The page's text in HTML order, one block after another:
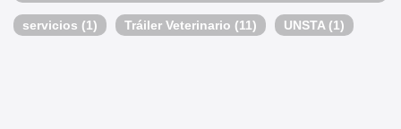
servicios (1) Tráiler Veterinario (11) UNSTA (1)